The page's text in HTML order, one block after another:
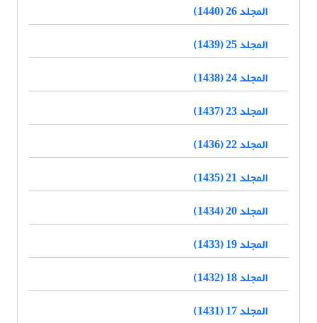
المجلد 26 (1440)
المجلد 25 (1439)
المجلد 24 (1438)
المجلد 23 (1437)
المجلد 22 (1436)
المجلد 21 (1435)
المجلد 20 (1434)
المجلد 19 (1433)
المجلد 18 (1432)
المجلد 17 (1431)